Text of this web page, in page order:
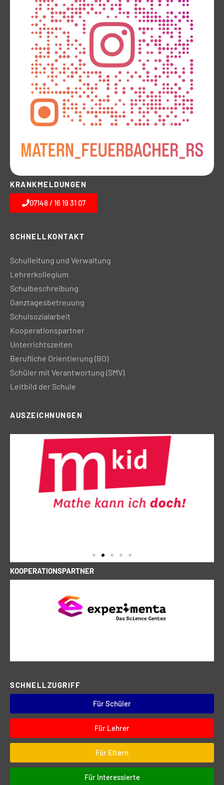
KRANKMELDUNGEN
07148 / 16 19 31 07
SCHNELLKONTAKT
Schulleitung und Verwaltung
Lehrerkollegium
Schulbeschreibung
Ganztagesbetreuung
Schulsozialarbeit
Kooperationspartner
Unterrichtszeiten
Berufliche Orientierung (BO)
Schüler mit Verantwortung (SMV)
Leitbild der Schule
AUSZEICHNUNGEN
KOOPERATIONSPARTNER
SCHNELLZUGRIFF
Für Schüler
Für Lehrer
Für Eltern
Für Interessierte